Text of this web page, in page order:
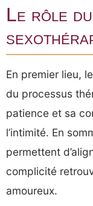
Le rôle
En premier lieu,
du processus
patience et sa
l’intimité. En
permettent
complicité
amoureux.